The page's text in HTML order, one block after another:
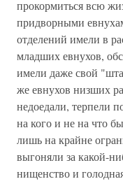
прокормиться всю
придворными
отделений имели в
младших евнухов,
имели даже свой
же евнухов низших
недоедали, терпели
на кого и не на что
лишь на крайне
выгоняли за какой-
нищенство и